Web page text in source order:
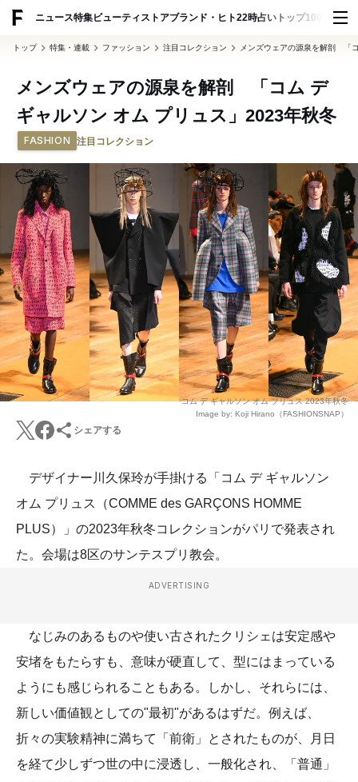
ニュース特集ビューティ ストアブランド・ヒト22時占い トップ100 スナッ
トップ 特集・連載 ファッション 注目コレクション メンズウェアの源泉を解剖 「
メンズウェアの源泉を解剖 「コム デ
ギャルソン オム プリュス」2023年秋冬
FASHION 注目コレクション
コム デ ギャルソン オム プリュス 2023年秋冬
Image by: Koji Hirano（FASHIONSNAP）
シェアする
デザイナー川久保玲が手掛ける「コム デ ギャルソン
オム プリュス（COMME des GARÇONS HOMME
PLUS）」の2023年秋冬コレクションがパリで発表され
た。会場は8区のサンテスプリ教会。
ADVERTISING
なじみのあるものや使い古されたクリシェは安定感や
安堵をもたらすも、意味が硬直して、型にはまっている
ようにも感じられることもある。しかし、それらには、
新しい価値観としての"最初"があるはずだ。例えば、
折々の実験精神に満ちて「前衛」とされたものが、月日
を経て少しずつ世の中に浸透し、一般化され、「普通」